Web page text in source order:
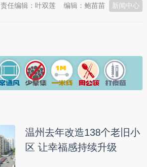
新闻中心
编辑：鲍苗苗
责任编辑：叶双莲
温州去年改造138个老旧小
区 让幸福感持续升级